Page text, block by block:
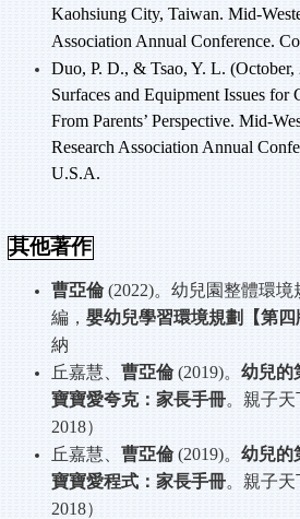
Kaohsiung City, Taiwan. Mid-
Association Annual Conference.
Duo, P. D., & Tsao, Y. L. (October,
Surfaces and Equipment Issues
From Parents’ Perspective. Mid-
Research Association Annual
U.S.A.
其他著作
曹亞倫(2022)。幼兒園整體環
編， 嬰幼兒學習環境規劃【第四
納
丘嘉慧、 曹亞倫(2019)。 幼兒的
寶寶愛夸克：家長手冊。親子
2018）
丘嘉慧、 曹亞倫(2019)。 幼兒的
寶寶愛程式：家長手冊。親子
2018）